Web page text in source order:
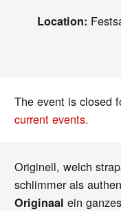
Location:
The event is closed
current events.
Originell, welch
schlimmer als
Originaalein